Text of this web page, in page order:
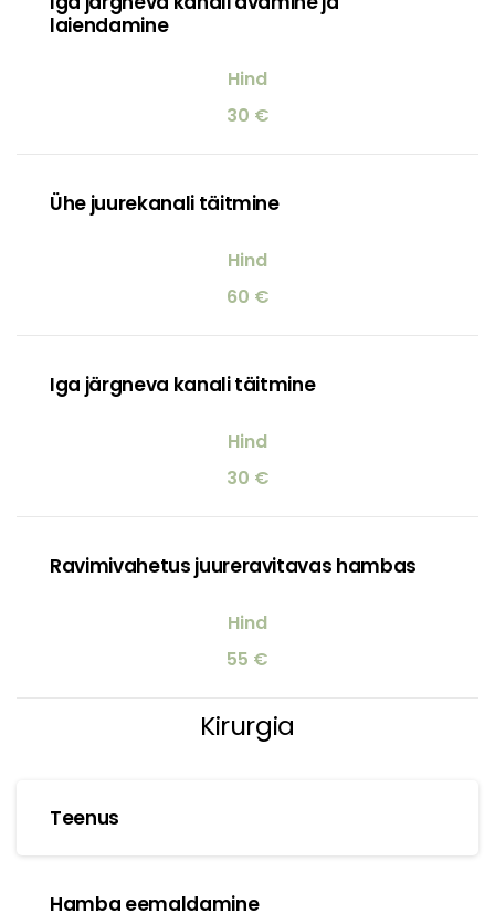
laiendamine
30 €
Ühe juurekanali täitmine
60 €
Iga järgneva kanali täitmine
30 €
Ravimivahetus juureravitavas hambas
55 €
Kirurgia
Teenus
Hamba eemaldamine